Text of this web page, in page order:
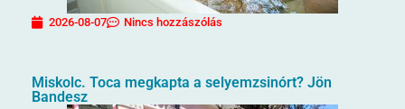
2026-08-07 Nincs hozzászólás
Miskolc. Toca megkapta a selyemzsinórt? Jön
Bandesz